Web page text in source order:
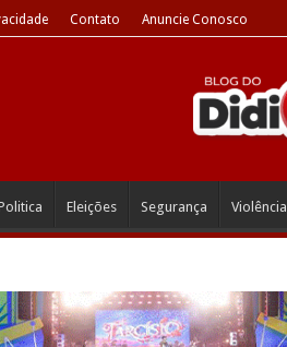
Contato Anuncie Conosco
Eleições Segurança Violência